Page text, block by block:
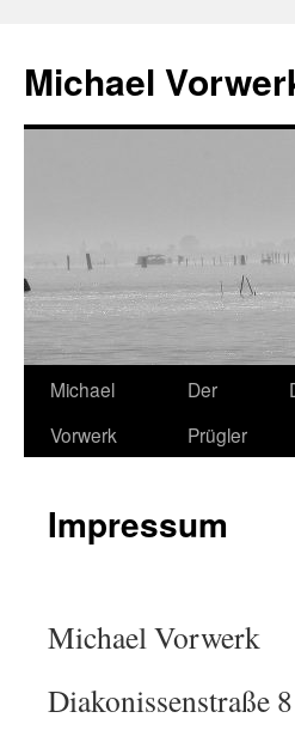
Michael
Zum
Inhalt
Michael
Vorwerk
Der
Prügler
Impressum
Michael Vorwerk
Diakonissenstraße 8